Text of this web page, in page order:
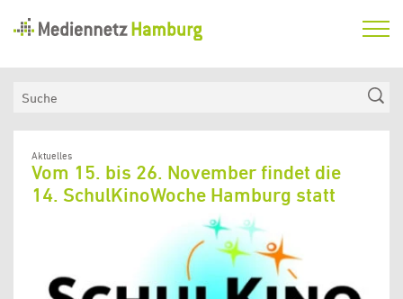
Hamburg
Aktuelles
Medienkompetenzfonds
Verein
Aktuelles
Vom 15. bis 26. November findet die
14. SchulKinoWoche Hamburg statt